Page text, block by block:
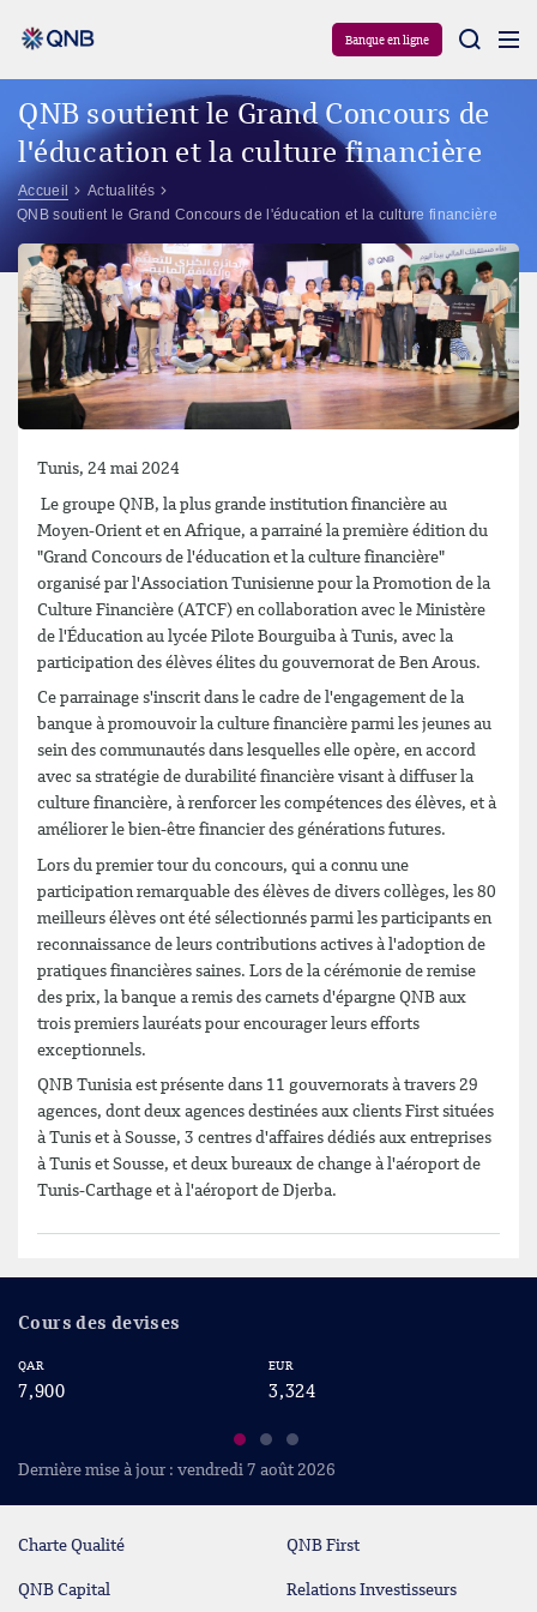
Banque en ligne
QNB soutient le Grand Concours de
l'éducation et la culture financière
Accueil
Actualités
QNB soutient le Grand Concours de l'éducation et la culture financière
Tunis, 24 mai 2024
Le groupe QNB, la plus grande institution financière au
Moyen-Orient et en Afrique, a parrainé la première édition du
"Grand Concours de l'éducation et la culture financière"
organisé par l'Association Tunisienne pour la Promotion de la
Culture Financière (ATCF) en collaboration avec le Ministère
de l'Éducation au lycée Pilote Bourguiba à Tunis, avec la
participation des élèves élites du gouvernorat de Ben Arous.
Ce parrainage s'inscrit dans le cadre de l'engagement de la
banque à promouvoir la culture financière parmi les jeunes au
sein des communautés dans lesquelles elle opère, en accord
avec sa stratégie de durabilité financière visant à diffuser la
culture financière, à renforcer les compétences des élèves, et à
améliorer le bien-être financier des générations futures.
Lors du premier tour du concours, qui a connu une
participation remarquable des élèves de divers collèges, les 80
meilleurs élèves ont été sélectionnés parmi les participants en
reconnaissance de leurs contributions actives à l'adoption de
pratiques financières saines. Lors de la cérémonie de remise
des prix, la banque a remis des carnets d'épargne QNB aux
trois premiers lauréats pour encourager leurs efforts
exceptionnels.
QNB Tunisia est présente dans 11 gouvernorats à travers 29
agences, dont deux agences destinées aux clients First situées
à Tunis et à Sousse, 3 centres d'affaires dédiés aux entreprises
à Tunis et Sousse, et deux bureaux de change à l'aéroport de
Tunis-Carthage et à l'aéroport de Djerba.
Cours des devises
QAR
7,900
EUR
3,324
Dernière mise à jour : vendredi 7 août 2026
Charte Qualité QNB First
QNB Capital Relations Investisseurs